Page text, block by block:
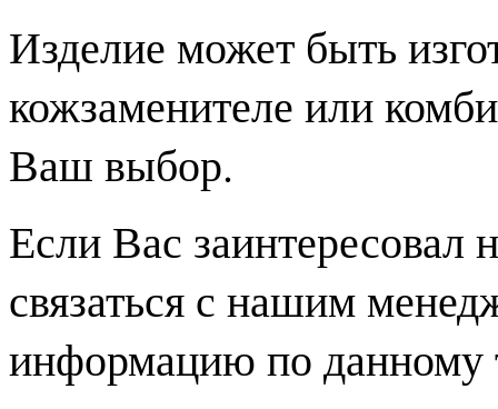
Изделие может быть
кожзаменителе или
Ваш выбор.
Если Вас
связаться с нашим
информацию по данному